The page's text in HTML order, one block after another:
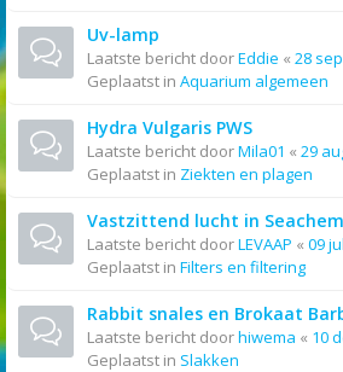
Uv-lamp
Laatste bericht doorEddie « 28
Geplaatst in Aquarium algemeen
Hydra Vulgaris PWS
Laatste bericht doorMila01 « 29
Geplaatst in Ziekten en plagen
Vastzittend lucht in
Laatste bericht doorLEVAAP « 09
Geplaatst in Filters en filtering
Rabbit snales en Brokaat
Laatste bericht doorhiwema « 10
Geplaatst in Slakken